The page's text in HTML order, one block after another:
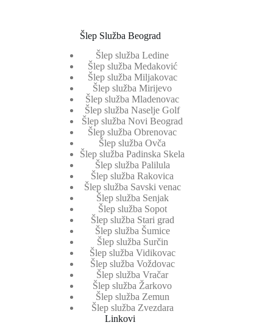
Šlep Služba Beograd
Šlep služba Ledine
Šlep služba Medaković
Šlep služba Miljakovac
Šlep služba Mirijevo
Šlep služba Mladenovac
Šlep služba Naselje Golf
Šlep služba Novi Beograd
Šlep služba Obrenovac
Šlep služba Ovča
Šlep služba Padinska Skela
Šlep služba Palilula
Šlep služba Rakovica
Šlep služba Savski venac
Šlep služba Senjak
Šlep služba Sopot
Šlep služba Stari grad
Šlep služba Šumice
Šlep služba Surčin
Šlep služba Vidikovac
Šlep služba Voždovac
Šlep služba Vračar
Šlep služba Žarkovo
Šlep služba Zemun
Šlep služba Zvezdara
Linkovi